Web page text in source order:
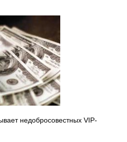
недобросовестных VIP-